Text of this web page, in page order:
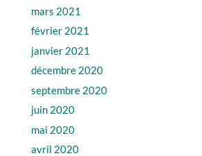
mars 2021
février 2021
janvier 2021
décembre 2020
septembre 2020
juin 2020
mai 2020
avril 2020